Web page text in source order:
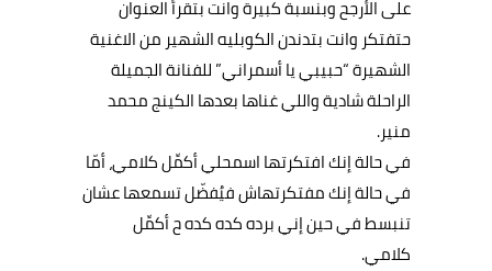
علىالأرجحوبنسبةكبيرةوانتبتقرأالعنوان
حتفتكر وانتبتدندنالكوبليهالشهير منالاغنية
الشهيرة“حبيبيياأسمراني”للفنانةالجميلة
الراحلةشاديةوالليغناهابعدهاالكينجمحمد
منير.
فيحالةإنكافتكرتهااسمحليأكمِّلكلامي،أمّا
فيحالةإنكمفتكرتهاشفيُفضّلتسمعهاعشان
تنبسطفيحينإنيبردهكدهكدهحأكمِّل
كلامي.